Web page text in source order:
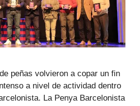
peñas volvieron a copar un fin
a nivel de actividad dentro
La Penya Barcelonista